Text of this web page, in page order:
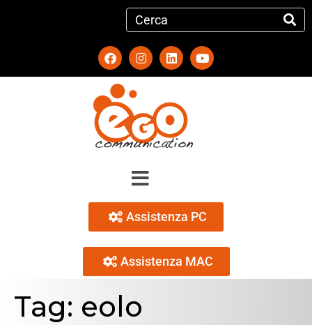
Assistenza PC
Assistenza MAC
Tag: eolo